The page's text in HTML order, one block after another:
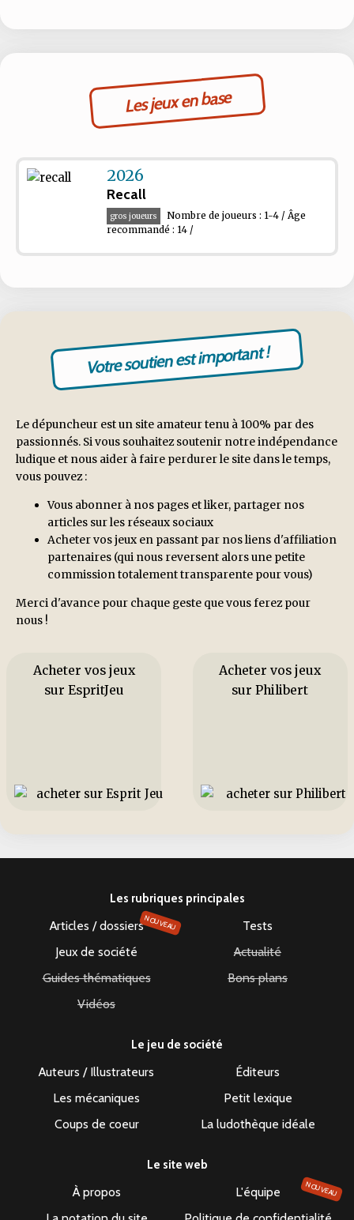
Les jeux en base
2026
Recall
gros joueurs
Nombre de joueurs : 1-4 / Âge
recommandé : 14 /
Votre soutien est important !
Le dépuncheur est un site amateur tenu à 100% par des
passionnés. Si vous souhaitez soutenir notre indépendance
ludique et nous aider à faire perdurer le site dans le temps,
vous pouvez :
Vous abonner à nos pages et liker, partager nos
articles sur les réseaux sociaux
Acheter vos jeux en passant par nos liens d'affiliation
partenaires (qui nous reversent alors une petite
commission totalement transparente pour vous)
Merci d'avance pour chaque geste que vous ferez pour
nous !
Acheter vos jeux
sur EspritJeu
Acheter vos jeux
sur Philibert
Les rubriques principales
Articles / dossiersNOUVEAU
Tests
Jeux de société
Actualité
Guides thématiques
Bons plans
Vidéos
Le jeu de société
Auteurs / Illustrateurs
Éditeurs
Les mécaniques
Petit lexique
Coups de coeur
La ludothèque idéale
Le site web
À propos L'équipe NOUVEAU